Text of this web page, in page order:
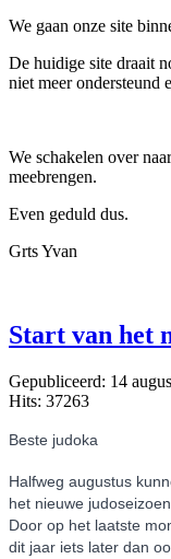
We gaan onze site
De huidige site draait
niet meer ondersteund
We schakelen over
meebrengen.
Even geduld dus.
Grts Yvan
Start van het
Gepubliceerd: 14
Hits: 37263
Beste judoka
Halfweg augustus
het nieuwe judoseizoen.
Door op het laatste
dit jaar iets later dan